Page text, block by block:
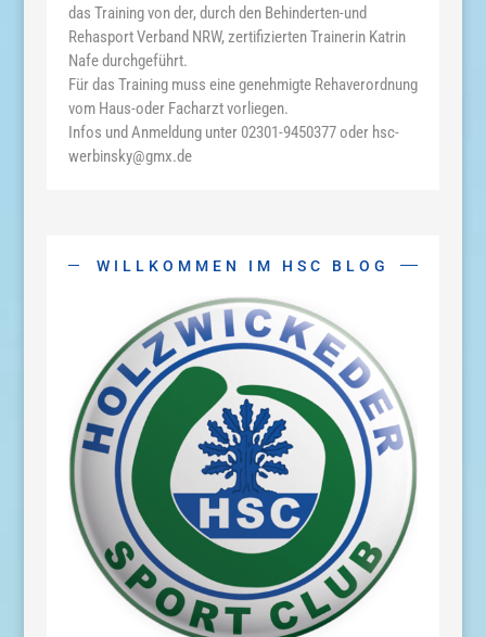
das Training von der, durch den Behinderten-und
Rehasport Verband NRW, zertifizierten Trainerin Katrin
Nafe durchgeführt.
Für das Training muss eine genehmigte Rehaverordnung
vom Haus-oder Facharzt vorliegen.
Infos und Anmeldung unter 02301-9450377 oder hsc-
werbinsky@gmx.de
WILLKOMMEN IM HSC BLOG